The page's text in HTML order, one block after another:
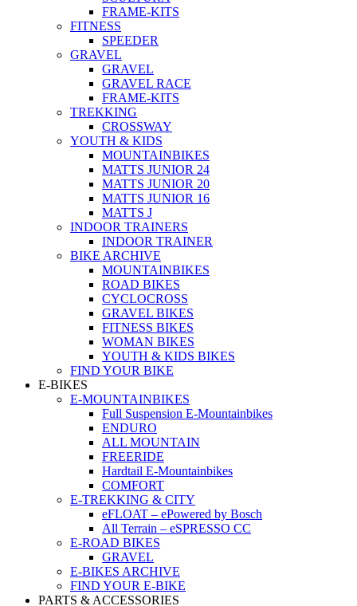
FRAME-KITS
FITNESS
SPEEDER
GRAVEL
GRAVEL
GRAVEL RACE
FRAME-KITS
TREKKING
CROSSWAY
YOUTH & KIDS
MOUNTAINBIKES
MATTS JUNIOR 24
MATTS JUNIOR 20
MATTS JUNIOR 16
MATTS J
INDOOR TRAINERS
INDOOR TRAINER
BIKE ARCHIVE
MOUNTAINBIKES
ROAD BIKES
CYCLOCROSS
GRAVEL BIKES
FITNESS BIKES
WOMAN BIKES
YOUTH & KIDS BIKES
FIND YOUR BIKE
E-BIKES
E-MOUNTAINBIKES
Full Suspension E-Mountainbikes
ENDURO
ALL MOUNTAIN
FREERIDE
Hardtail E-Mountainbikes
COMFORT
E-TREKKING & CITY
eFLOAT – ePowered by Bosch
All Terrain – eSPRESSO CC
E-ROAD BIKES
GRAVEL
E-BIKES ARCHIVE
FIND YOUR E-BIKE
PARTS & ACCESSORIES